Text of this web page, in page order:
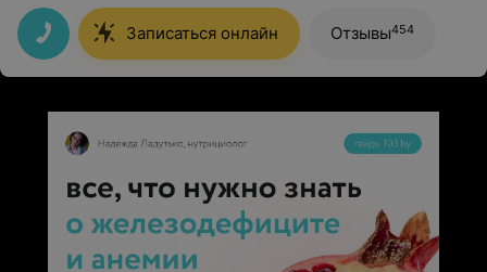
всё объяснил доступным языком. Очень хочется
поблагодарить врача за неравнодушное отношение к
своему делу профессионализм!
Записаться онлайн Отзывы454